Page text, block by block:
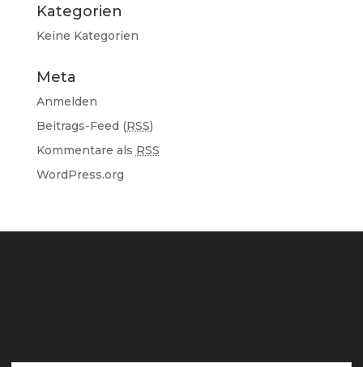
Kategorien
Keine Kategorien
Meta
Anmelden
Beitrags-Feed (RSS)
Kommentare als RSS
WordPress.org